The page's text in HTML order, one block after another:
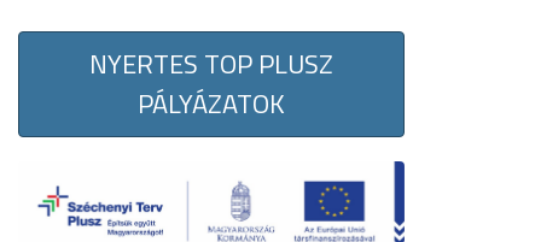
NYERTES TOP PLUSZ
PÁLYÁZATOK